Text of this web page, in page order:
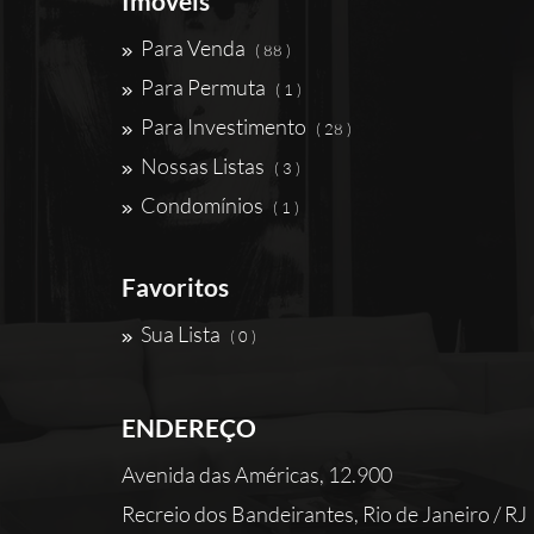
Para Venda ( 88 )
Para Permuta ( 1 )
Para Investimento ( 28 )
Nossas Listas ( 3 )
Condomínios ( 1 )
Favoritos
Sua Lista ( 0 )
ENDEREÇO
Avenida das Américas, 12.900
Recreio dos Bandeirantes, Rio de Janeiro / RJ